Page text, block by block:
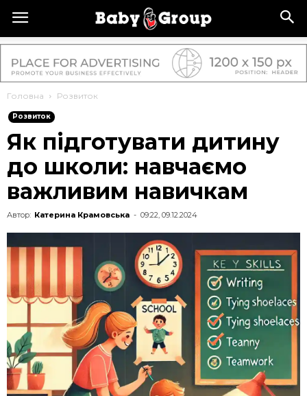
Головна Розвиток
Розвиток
Як підготувати дитину
до школи: навчаємо
важливим навичкам
Автор: Катерина Крамовська - 09:22, 09.12.2024